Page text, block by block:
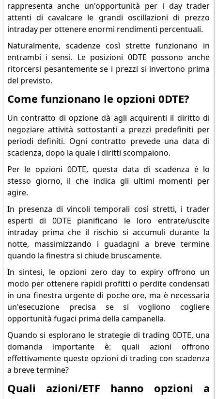
rappresenta anche un'opportunità per i day trader
attenti di cavalcare le grandi oscillazioni di prezzo
intraday per ottenere enormi rendimenti percentuali.
Naturalmente, scadenze così strette funzionano in
entrambi i sensi. Le posizioni 0DTE possono anche
ritorcersi pesantemente se i prezzi si invertono prima
del previsto.
Come funzionano le opzioni 0DTE?
Un contratto di opzione dà agli acquirenti il diritto di
negoziare attività sottostanti a prezzi predefiniti per
periodi definiti. Ogni contratto prevede una data di
scadenza, dopo la quale i diritti scompaiono.
Per le opzioni 0DTE, questa data di scadenza è lo
stesso giorno, il che indica gli ultimi momenti per
agire.
In presenza di vincoli temporali così stretti, i trader
esperti di 0DTE pianificano le loro entrate/uscite
intraday prima che il rischio si accumuli durante la
notte, massimizzando i guadagni a breve termine
quando la finestra si chiude bruscamente.
In sintesi, le opzioni zero day to expiry offrono un
modo per ottenere rapidi profitti o perdite condensati
in una finestra urgente di poche ore, ma è necessaria
un'esecuzione precisa se si vogliono cogliere
opportunità fugaci prima della campanella.
Quando si esplorano le strategie di trading 0DTE, una
domanda importante è: quali azioni offrono
effettivamente queste opzioni di trading con scadenza
a breve termine?
Quali azioni/ETF hanno opzioni a